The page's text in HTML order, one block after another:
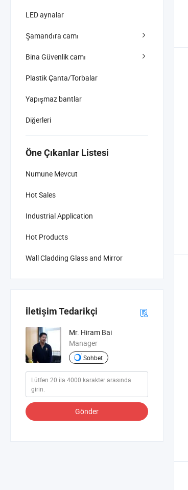
LED aynalar
Şamandıra camı
Bina Güvenlik camı
Plastik Çanta/Torbalar
Yapışmaz bantlar
Diğerleri
Öne Çıkanlar Listesi
Numune Mevcut
Hot Sales
Industrial Application
Hot Products
Wall Cladding Glass and Mirror
İletişim Tedarikçi
Mr. Hiram Bai
Manager
Sohbet
Gönder